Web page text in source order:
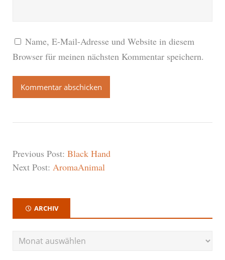
Name, E-Mail-Adresse und Website in diesem
Browser für meinen nächsten Kommentar speichern.
Previous Post: Black Hand
Next Post: AromaAnimal
ARCHIV